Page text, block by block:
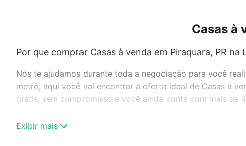
Casas à
Por que comprar Casas à venda em Piraquara, PR na
Nós te ajudamos durante toda a negociação para você
metrô, aqui você vai encontrar a oferta ideal de Casas à
grátis, sem compromisso e você ainda conta com mais
Exibir mais